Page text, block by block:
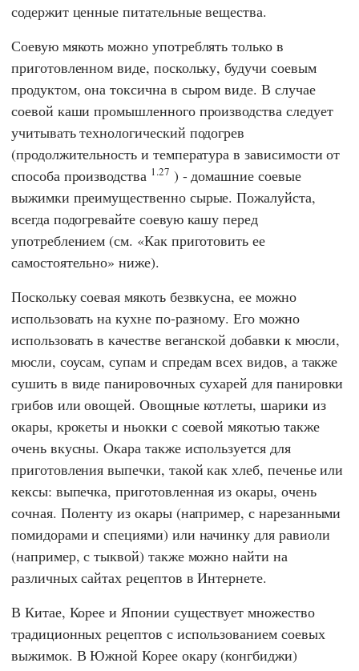
содержит ценные питательные вещества.
Соевую мякоть можно употреблять только в
приготовленном виде, поскольку, будучи соевым
продуктом, она токсична в сыром виде. В случае
соевой каши промышленного производства следует
учитывать технологический подогрев
(продолжительность и температура в зависимости от
способа производства 1.27 ) - домашние соевые
выжимки преимущественно сырые. Пожалуйста,
всегда подогревайте соевую кашу перед
употреблением (см. «Как приготовить ее
самостоятельно» ниже).
Поскольку соевая мякоть безвкусна, ее можно
использовать на кухне по-разному. Его можно
использовать в качестве веганской добавки к мюсли,
мюсли, соусам, супам и спредам всех видов, а также
сушить в виде панировочных сухарей для панировки
грибов или овощей. Овощные котлеты, шарики из
окары, крокеты и ньокки с соевой мякотью также
очень вкусны. Окара также используется для
приготовления выпечки, такой как хлеб, печенье или
кексы: выпечка, приготовленная из окары, очень
сочная. Поленту из окары (например, с нарезанными
помидорами и специями) или начинку для равиоли
(например, с тыквой) также можно найти на
различных сайтах рецептов в Интернете.
В Китае, Корее и Японии существует множество
традиционных рецептов с использованием соевых
выжимок. В Южной Корее окару (конгбиджи)